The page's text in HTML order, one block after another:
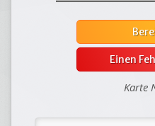
Einen
Karte